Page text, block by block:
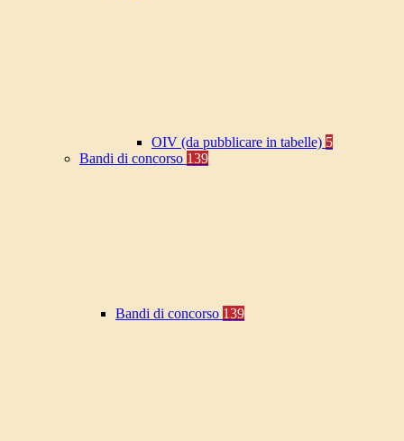
OIV (da pubblicare in tabelle) 5
Bandi di concorso 139
Bandi di concorso 139